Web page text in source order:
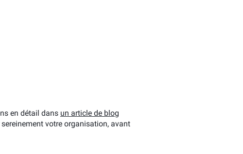
en détail dans un article de blog
votre organisation, avant